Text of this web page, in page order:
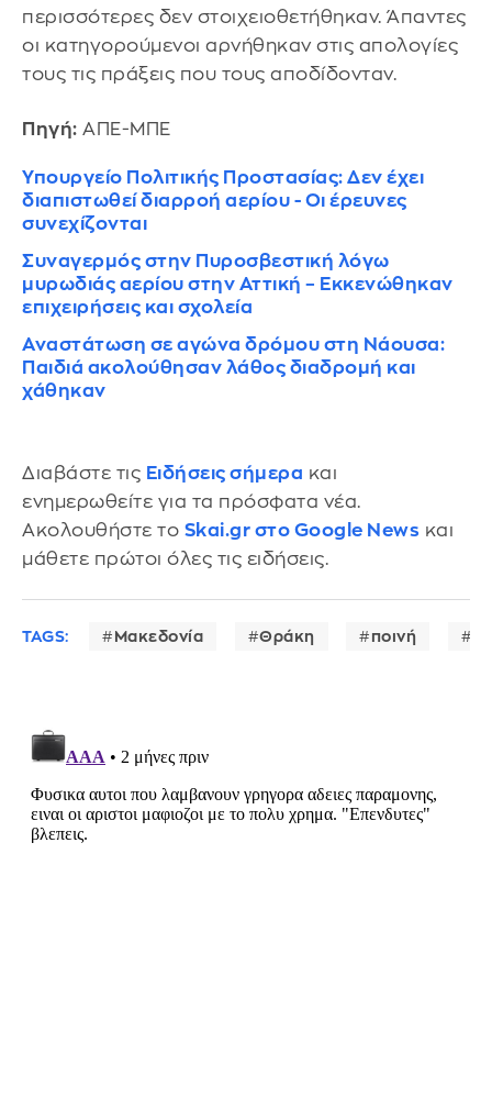
περισσότερες δεν στοιχειοθετήθηκαν. Άπαντες
οι κατηγορούμενοι αρνήθηκαν στις απολογίες
τους τις πράξεις που τους αποδίδονταν.
Πηγή: ΑΠΕ-ΜΠΕ
Υπουργείο Πολιτικής Προστασίας: Δεν έχει
διαπιστωθεί διαρροή αερίου - Οι έρευνες
συνεχίζονται
Συναγερμός στην Πυροσβεστική λόγω
μυρωδιάς αερίου στην Αττική – Εκκενώθηκαν
επιχειρήσεις και σχολεία
Αναστάτωση σε αγώνα δρόμου στη Νάουσα:
Παιδιά ακολούθησαν λάθος διαδρομή και
χάθηκαν
Διαβάστε τις Ειδήσεις σήμερα και
ενημερωθείτε για τα πρόσφατα νέα.
Ακολουθήστε το Skai.gr στο Google News και
μάθετε πρώτοι όλες τις ειδήσεις.
TAGS: Μακεδονία Θράκη ποινή